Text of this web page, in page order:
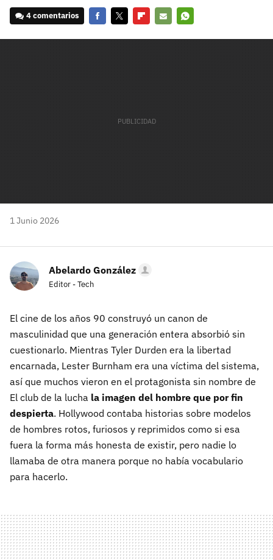
4 comentarios
1 Junio 2026
Abelardo González
Editor - Tech
El cine de los años 90 construyó un canon de
masculinidad que una generación entera absorbió sin
cuestionarlo. Mientras Tyler Durden era la libertad
encarnada, Lester Burnham era una víctima del sistema,
así que muchos vieron en el protagonista sin nombre de
El club de la lucha la imagen del hombre que por fin
despierta. Hollywood contaba historias sobre modelos
de hombres rotos, furiosos y reprimidos como si esa
fuera la forma más honesta de existir, pero nadie lo
llamaba de otra manera porque no había vocabulario
para hacerlo.